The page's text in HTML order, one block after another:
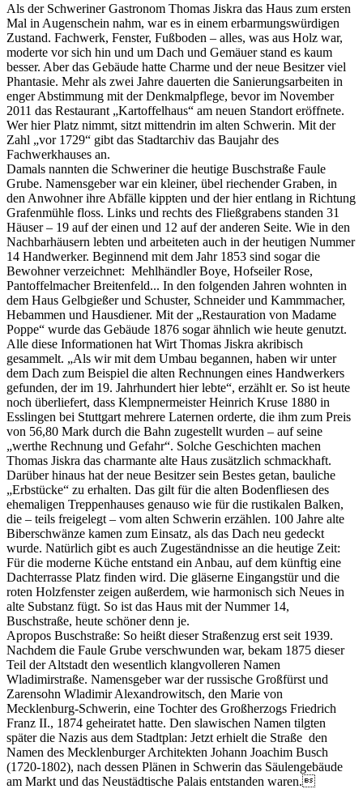
Als der Schweriner Gastronom Thomas Jiskra das Haus zum ersten
Mal in Augenschein nahm, war es in einem erbarmungswürdigen
Zustand. Fachwerk, Fenster, Fußboden – alles, was aus Holz war,
moderte vor sich hin und um Dach und Gemäuer stand es kaum
besser. Aber das Gebäude hatte Charme und der neue Besitzer viel
Phantasie. Mehr als zwei Jahre dauerten die Sanierungsarbeiten in
enger Abstimmung mit der Denkmalpflege, bevor im November
2011 das Restaurant „Kartoffelhaus“ am neuen Standort eröffnete.
Wer hier Platz nimmt, sitzt mittendrin im alten Schwerin. Mit der
Zahl „vor 1729“ gibt das Stadtarchiv das Baujahr des
Fachwerkhauses an.
Damals nannten die Schweriner die heutige Buschstraße Faule
Grube. Namensgeber war ein kleiner, übel riechender Graben, in
den Anwohner ihre Abfälle kippten und der hier entlang in Richtung
Grafenmühle floss. Links und rechts des Fließgrabens standen 31
Häuser – 19 auf der einen und 12 auf der anderen Seite. Wie in den
Nachbarhäusern lebten und arbeiteten auch in der heutigen Nummer
14 Handwerker. Beginnend mit dem Jahr 1853 sind sogar die
Bewohner verzeichnet: Mehlhändler Boye, Hofseiler Rose,
Pantoffelmacher Breitenfeld... In den folgenden Jahren wohnten in
dem Haus Gelbgießer und Schuster, Schneider und Kammmacher,
Hebammen und Hausdiener. Mit der „Restauration von Madame
Poppe“ wurde das Gebäude 1876 sogar ähnlich wie heute genutzt.
Alle diese Informationen hat Wirt Thomas Jiskra akribisch
gesammelt. „Als wir mit dem Umbau begannen, haben wir unter
dem Dach zum Beispiel die alten Rechnungen eines Handwerkers
gefunden, der im 19. Jahrhundert hier lebte“, erzählt er. So ist heute
noch überliefert, dass Klempnermeister Heinrich Kruse 1880 in
Esslingen bei Stuttgart mehrere Laternen orderte, die ihm zum Preis
von 56,80 Mark durch die Bahn zugestellt wurden – auf seine
„werthe Rechnung und Gefahr“. Solche Geschichten machen
Thomas Jiskra das charmante alte Haus zusätzlich schmackhaft.
Darüber hinaus hat der neue Besitzer sein Bestes getan, bauliche
„Erbstücke“ zu erhalten. Das gilt für die alten Bodenfliesen des
ehemaligen Treppenhauses genauso wie für die rustikalen Balken,
die – teils freigelegt – vom alten Schwerin erzählen. 100 Jahre alte
Biberschwänze kamen zum Einsatz, als das Dach neu gedeckt
wurde. Natürlich gibt es auch Zugeständnisse an die heutige Zeit:
Für die moderne Küche entstand ein Anbau, auf dem künftig eine
Dachterrasse Platz finden wird. Die gläserne Eingangstür und die
roten Holzfenster zeigen außerdem, wie harmonisch sich Neues in
alte Substanz fügt. So ist das Haus mit der Nummer 14,
Buschstraße, heute schöner denn je.
Apropos Buschstraße: So heißt dieser Straßenzug erst seit 1939.
Nachdem die Faule Grube verschwunden war, bekam 1875 dieser
Teil der Altstadt den wesentlich klangvolleren Namen
Wladimirstraße. Namensgeber war der russische Großfürst und
Zarensohn Wladimir Alexandrowitsch, den Marie von
Mecklenburg-Schwerin, eine Tochter des Großherzogs Friedrich
Franz II., 1874 geheiratet hatte. Den slawischen Namen tilgten
später die Nazis aus dem Stadtplan: Jetzt erhielt die Straße den
Namen des Mecklenburger Architekten Johann Joachim Busch
(1720-1802), nach dessen Plänen in Schwerin das Säulengebäude
am Markt und das Neustädtische Palais entstanden waren.